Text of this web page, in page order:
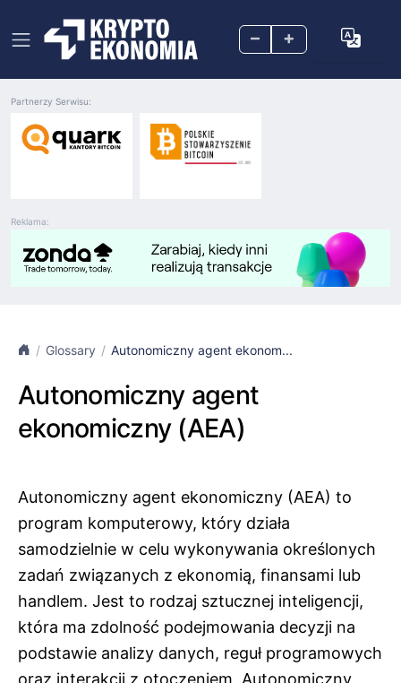
– +
Reklama:
Partnerzy Serwisu:
Glossary Autonomiczny agent ekonom...
Autonomiczny agent
ekonomiczny (AEA)
Autonomiczny agent ekonomiczny (AEA) to
program komputerowy, który działa
samodzielnie w celu wykonywania określonych
zadań związanych z ekonomią, finansami lub
handlem. Jest to rodzaj sztucznej inteligencji,
która ma zdolność podejmowania decyzji na
podstawie analizy danych, reguł programowych
oraz interakcji z otoczeniem. Autonomiczny